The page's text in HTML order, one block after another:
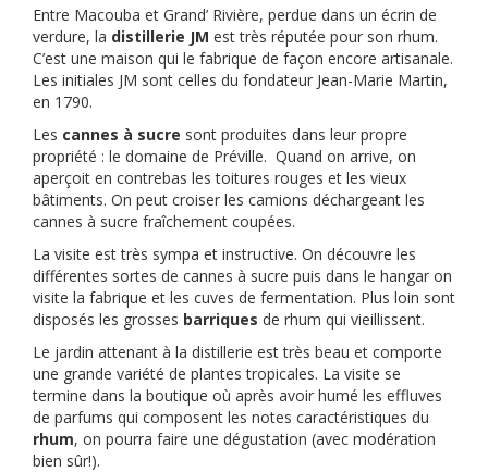
Entre Macouba et Grand’ Rivière, perdue dans un écrin de
verdure, la distillerie JM est très réputée pour son rhum.
C’est une maison qui le fabrique de façon encore artisanale.
Les initiales JM sont celles du fondateur Jean-Marie Martin,
en 1790.
Les cannes à sucre sont produites dans leur propre
propriété : le domaine de Préville. Quand on arrive, on
aperçoit en contrebas les toitures rouges et les vieux
bâtiments. On peut croiser les camions déchargeant les
cannes à sucre fraîchement coupées.
La visite est très sympa et instructive. On découvre les
différentes sortes de cannes à sucre puis dans le hangar on
visite la fabrique et les cuves de fermentation. Plus loin sont
disposés les grosses barriques de rhum qui vieillissent.
Le jardin attenant à la distillerie est très beau et comporte
une grande variété de plantes tropicales. La visite se
termine dans la boutique où après avoir humé les effluves
de parfums qui composent les notes caractéristiques du
rhum, on pourra faire une dégustation (avec modération
bien sûr!).